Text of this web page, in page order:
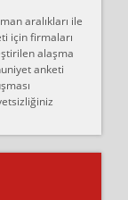
gün
aralıkları ile
için firmaları
alaşma
anketi